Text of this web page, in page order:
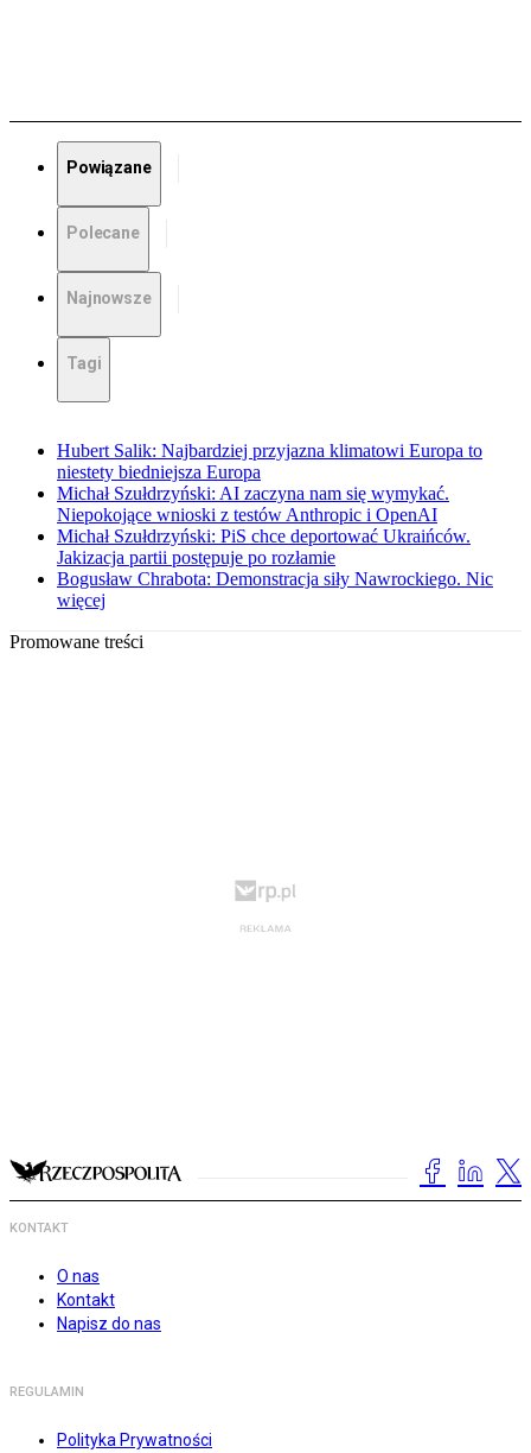
Powiązane
Polecane
Najnowsze
Tagi
Hubert Salik: Najbardziej przyjazna klimatowi Europa to
niestety biedniejsza Europa
Michał Szułdrzyński: AI zaczyna nam się wymykać.
Niepokojące wnioski z testów Anthropic i OpenAI
Michał Szułdrzyński: PiS chce deportować Ukraińców.
Jakizacja partii postępuje po rozłamie
Bogusław Chrabota: Demonstracja siły Nawrockiego. Nic
więcej
Promowane treści
KONTAKT
O nas
Kontakt
Napisz do nas
REGULAMIN
Polityka Prywatności